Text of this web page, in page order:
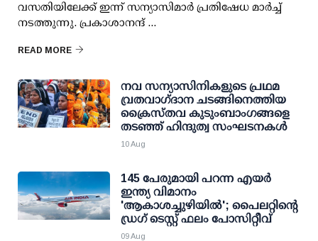
വസതിയിലേക്ക് ഇന്ന് സന്യാസിമാര്‍ പ്രതിഷേധ മാര്‍ച്ച്
നടത്തുന്നു. പ്രകാശാനന്ദ് ...
READ MORE
നവ സന്യാസിനികളുടെ പ്രഥമ
വ്രതവാഗ്‌ദാന ചടങ്ങിനെത്തിയ
ക്രൈസ്തവ കുടുംബാംഗങ്ങളെ
തടഞ്ഞ് ഹിന്ദുത്വ സംഘടനകൾ
10 Aug
145 പേരുമായി പറന്ന എയര്‍
ഇന്ത്യ വിമാനം
'ആകാശച്ചുഴിയില്‍'; പൈലറ്റിന്റെ
ഡ്രഗ് ടെസ്റ്റ് ഫലം പോസിറ്റീവ്
09 Aug